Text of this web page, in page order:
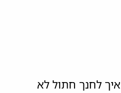
איך לחנך חתול לא